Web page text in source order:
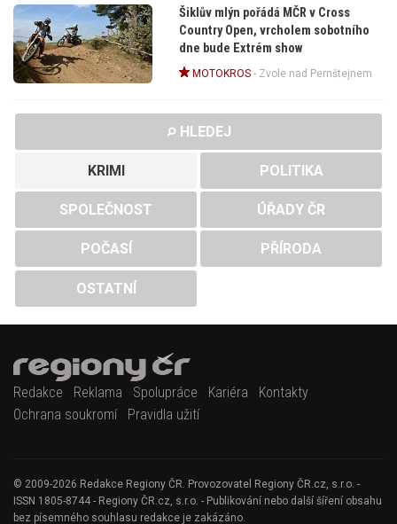
Šiklův mlýn pořádá MČR v Cross
Country Open, vrcholem sobotního
dne bude Extrém show
MOTOKROS- Zvole nad Pernštejnem
HLEDEJ
KRIMI POLITIKA
SPOLEČNOST ÚŘADY ČR
POČASÍ PŘÍRODA
OSTATNÍ
Redakce Reklama Spolupráce Kariéra
Kontakty
Ochrana soukromí
Pravidla užití
© 2009-2026 Redakce Regiony ČR. Provozovatel Regiony ČR.cz, s.r.o. -
ISSN 1805-8744 - Regiony ČR.cz, s.r.o. - Publikování nebo další šíření obsahu
bez písemného souhlasu redakce je zakázáno.